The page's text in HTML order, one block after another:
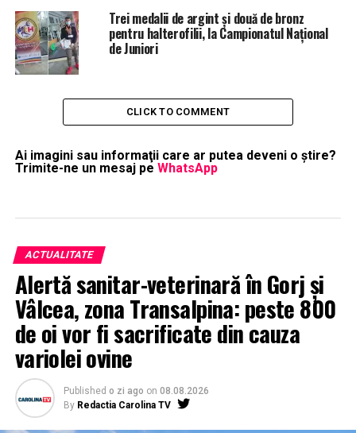
Trei medalii de argint și două de bronz
pentru halterofilii, la Campionatul Național
de Juniori
CLICK TO COMMENT
Ai imagini sau informaţii care ar putea deveni o ştire?
Trimite-ne un mesaj pe WhatsApp
ACTUALITATE
Alertă sanitar-veterinară în Gorj și
Vâlcea, zona Transalpina: peste 800
de oi vor fi sacrificate din cauza
variolei ovine
Published o zi ago on 08.08.2026
By Redactia Carolina TV